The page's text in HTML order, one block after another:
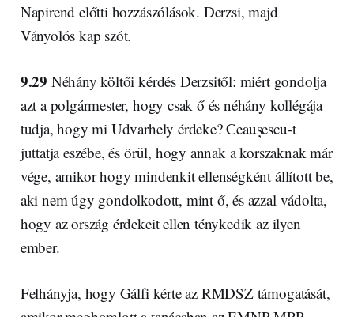
Napirend előtti hozzászólások. Derzsi, majd
Ványolós kap szót.
9.29 Néhány költői kérdés Derzsitől: miért gondolja
azt a polgármester, hogy csak ő és néhány kollégája
tudja, hogy mi Udvarhely érdeke? Ceaușescu-t
juttatja eszébe, és örül, hogy annak a korszaknak már
vége, amikor hogy mindenkit ellenségként állított be,
aki nem úgy gondolkodott, mint ő, és azzal vádolta,
hogy az ország érdekeit ellen ténykedik az ilyen
ember.
Felhányja, hogy Gálfi kérte az RMDSZ támogatását,